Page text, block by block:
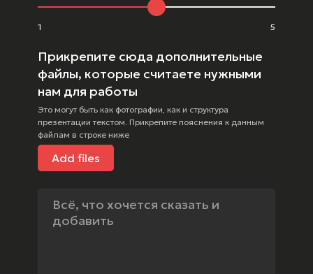
1 5
Прикрепите сюда дополнительные
файлы, которые считаете нужными
нам для работы
Это могут быть как фотографии, как и структура
презентации текстом. Прикрепите пояснения к данным
файлам в строке ниже
Add files